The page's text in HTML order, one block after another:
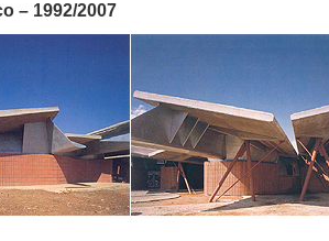
– 1992/2007